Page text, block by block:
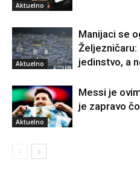
Aktuelno
Aktuelno
Manijaci se
Željezničaru:
jedinstvo, a
Aktuelno
Messi je
je zapravo